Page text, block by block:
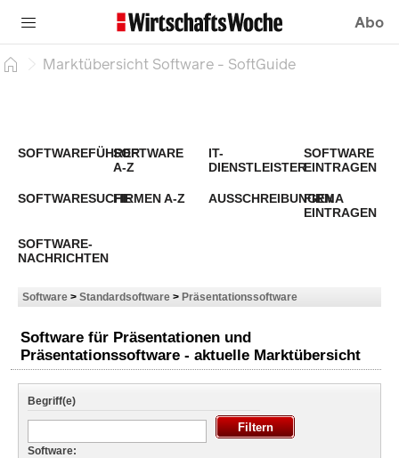
Abo
Marktübersicht Software - SoftGuide
SOFTWAREFÜHRERSOFTWARE
A-Z
IT-
DIENSTLEISTER
SOFTWARE
EINTRAGEN
SOFTWARESUCHEFIRMEN A-Z AUSSCHREIBUNGEN
FIRMA
EINTRAGEN
SOFTWARE-
NACHRICHTEN
Software > Standardsoftware > Präsentationssoftware
Software für Präsentationen und
Präsentationssoftware - aktuelle Marktübersicht
Begriff(e)
Software: